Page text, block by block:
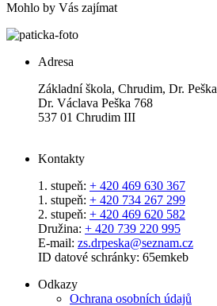
Mohlo by Vás zajímat
Adresa
Základní škola, Chrudim, Dr. Peška
Dr. Václava Peška 768
537 01 Chrudim III
Kontakty
1. stupeň: + 420 469 630 367
1. stupeň: + 420 734 267 299
2. stupeň: + 420 469 620 582
Družina: + 420 739 220 995
E-mail: zs.drpeska@seznam.cz
ID datové schránky: 65emkeb
Odkazy
Ochrana osobních údajů